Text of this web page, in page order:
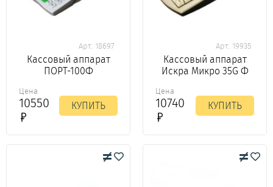
Арт. 18697
Кассовый аппарат
ПОРТ-100Ф
Цена
10550 КУПИТЬ
Арт. 19935
Кассовый аппарат
Искра Микро 35G Ф
Цена
10740 КУПИТЬ